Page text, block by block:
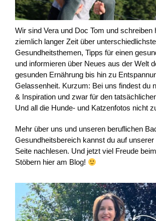
Wir sind Vera und Doc Tom und schreiben
ziemlich langer Zeit über unterschiedlichste
Gesundheitsthemen, Tipps für einen
und informieren über Neues aus der Welt
gesunden Ernährung bis hin zu
Gelassenheit. Kurzum: Bei uns findest du
& Inspiration und zwar für den
Und all die Hunde- und Katzenfotos nicht
Mehr über uns und unseren beruflichen
Gesundheitsbereich kannst du auf unserer
Seite nachlesen. Und jetzt viel Freude
Stöbern hier am Blog!